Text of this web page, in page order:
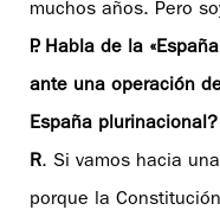
muchos años. Pero
P. Habla de la
ante una operación
España plurinacional?
R. Si vamos hacia
porque la